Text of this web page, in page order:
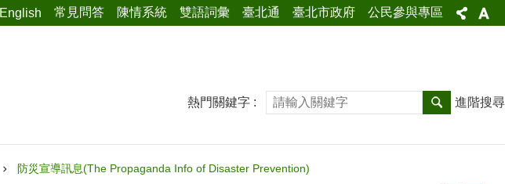
English 常見問答 陳情系統 雙語詞彙 臺北通 臺北市政府 公民參與專區
熱門關鍵字 進階搜尋
防災宣導訊息(The Propaganda Info of Disaster Prevention)